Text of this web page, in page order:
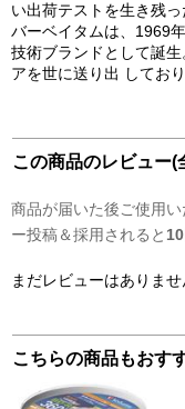
い出荷テストを生き残
バーベイタムは、1969
技術ブランドとして誕
アを世に送り出 しており
この商品のレビュー(
商品が届いた後ご使用い
ー投稿＆採用されると
まだレビューはありませ
こちらの商品もおす